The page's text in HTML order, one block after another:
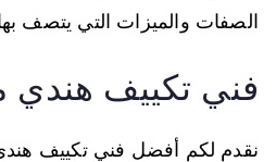
الصفات والميزات التي يتصف
فني تكييف هندي
نقدم لكم أفضل فني تكييف